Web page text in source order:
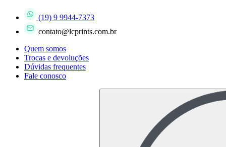
(19) 9 9944-7373
contato@lcprints.com.br
Quem somos
Trocas e devoluções
Dúvidas frequentes
Fale conosco